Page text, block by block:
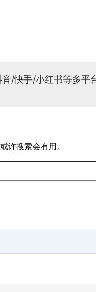
/快手/小红书等多平
许搜索会有用。